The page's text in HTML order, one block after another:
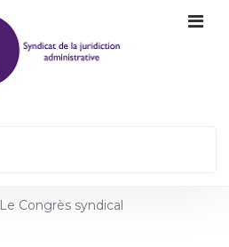
Le Congrès syndical